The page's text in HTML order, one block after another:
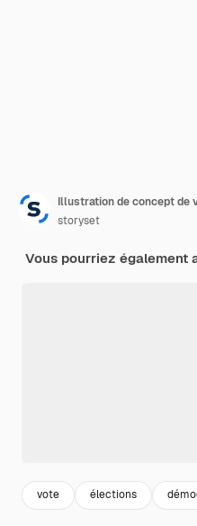
Illustration de concept de
storyset
Vous pourriez également
vote élections